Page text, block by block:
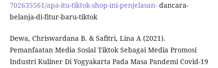
702635561/apa-itu-tiktok-shop-ini-penjelasan-dancara-
belanja-di-fitur-baru-tiktok
Dewa, Chriswardana B. & Safitri, Lina A (2021).
Pemanfaatan Media Sosial Tiktok Sebagai Media Promosi
Industri Kuliner Di Yogyakarta Pada Masa Pandemi Covid-19